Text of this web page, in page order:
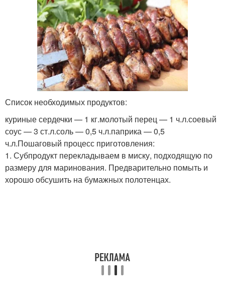
Список необходимых продуктов:
куриные сердечки — 1 кг.молотый перец — 1 ч.л.соевый
соус — 3 ст.л.соль — 0,5 ч.л.паприка — 0,5
ч.л.Пошаговый процесс приготовления:
1. Субпродукт перекладываем в миску, подходящую по
размеру для маринования. Предварительно помыть и
хорошо обсушить на бумажных полотенцах.